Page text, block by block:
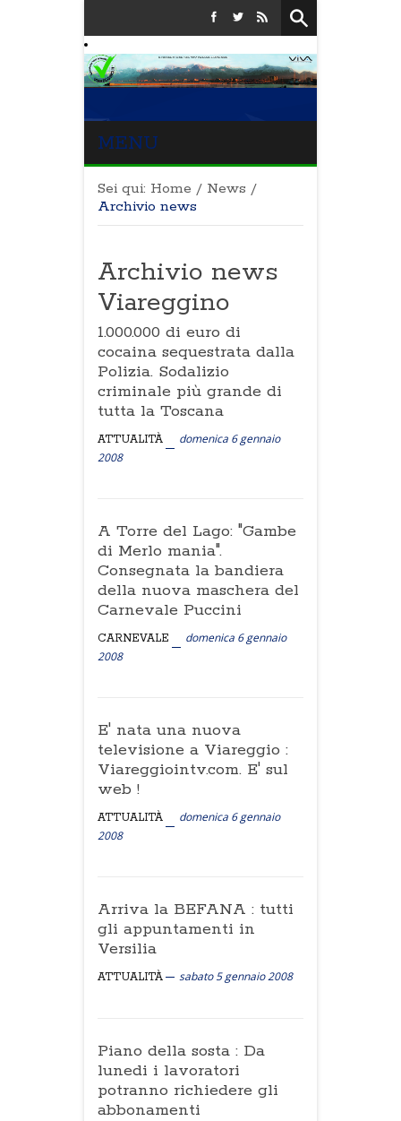
MENU
Sei qui: Home / News /
Archivio news
Archivio news
Viareggino
1.000.000 di euro di
cocaina sequestrata dalla
Polizia. Sodalizio
criminale più grande di
tutta la Toscana
ATTUALITÀ
domenica 6 gennaio
2008
A Torre del Lago: "Gambe
di Merlo mania".
Consegnata la bandiera
della nuova maschera del
Carnevale Puccini
CARNEVALE
domenica 6 gennaio
2008
E' nata una nuova
televisione a Viareggio :
Viareggiointv.com. E' sul
web !
ATTUALITÀ
domenica 6 gennaio
2008
Arriva la BEFANA : tutti
gli appuntamenti in
Versilia
ATTUALITÀ sabato 5 gennaio 2008
Piano della sosta : Da
lunedi i lavoratori
potranno richiedere gli
abbonamenti